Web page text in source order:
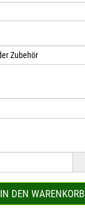
IN DEN WARENKORB